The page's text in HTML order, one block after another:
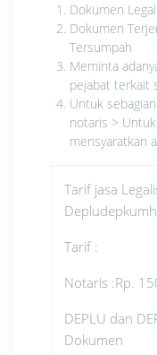
Dokumen
Dokumen
Tersumpah
Meminta
pejabat terkait
Untuk
notaris >
mensyaratkan
Tarif jasa
Tarif :
Notaris :Rp.
DEPLU dan
Dokumen